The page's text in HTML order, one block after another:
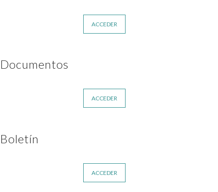
ACCEDER
Documentos
ACCEDER
Boletín
ACCEDER